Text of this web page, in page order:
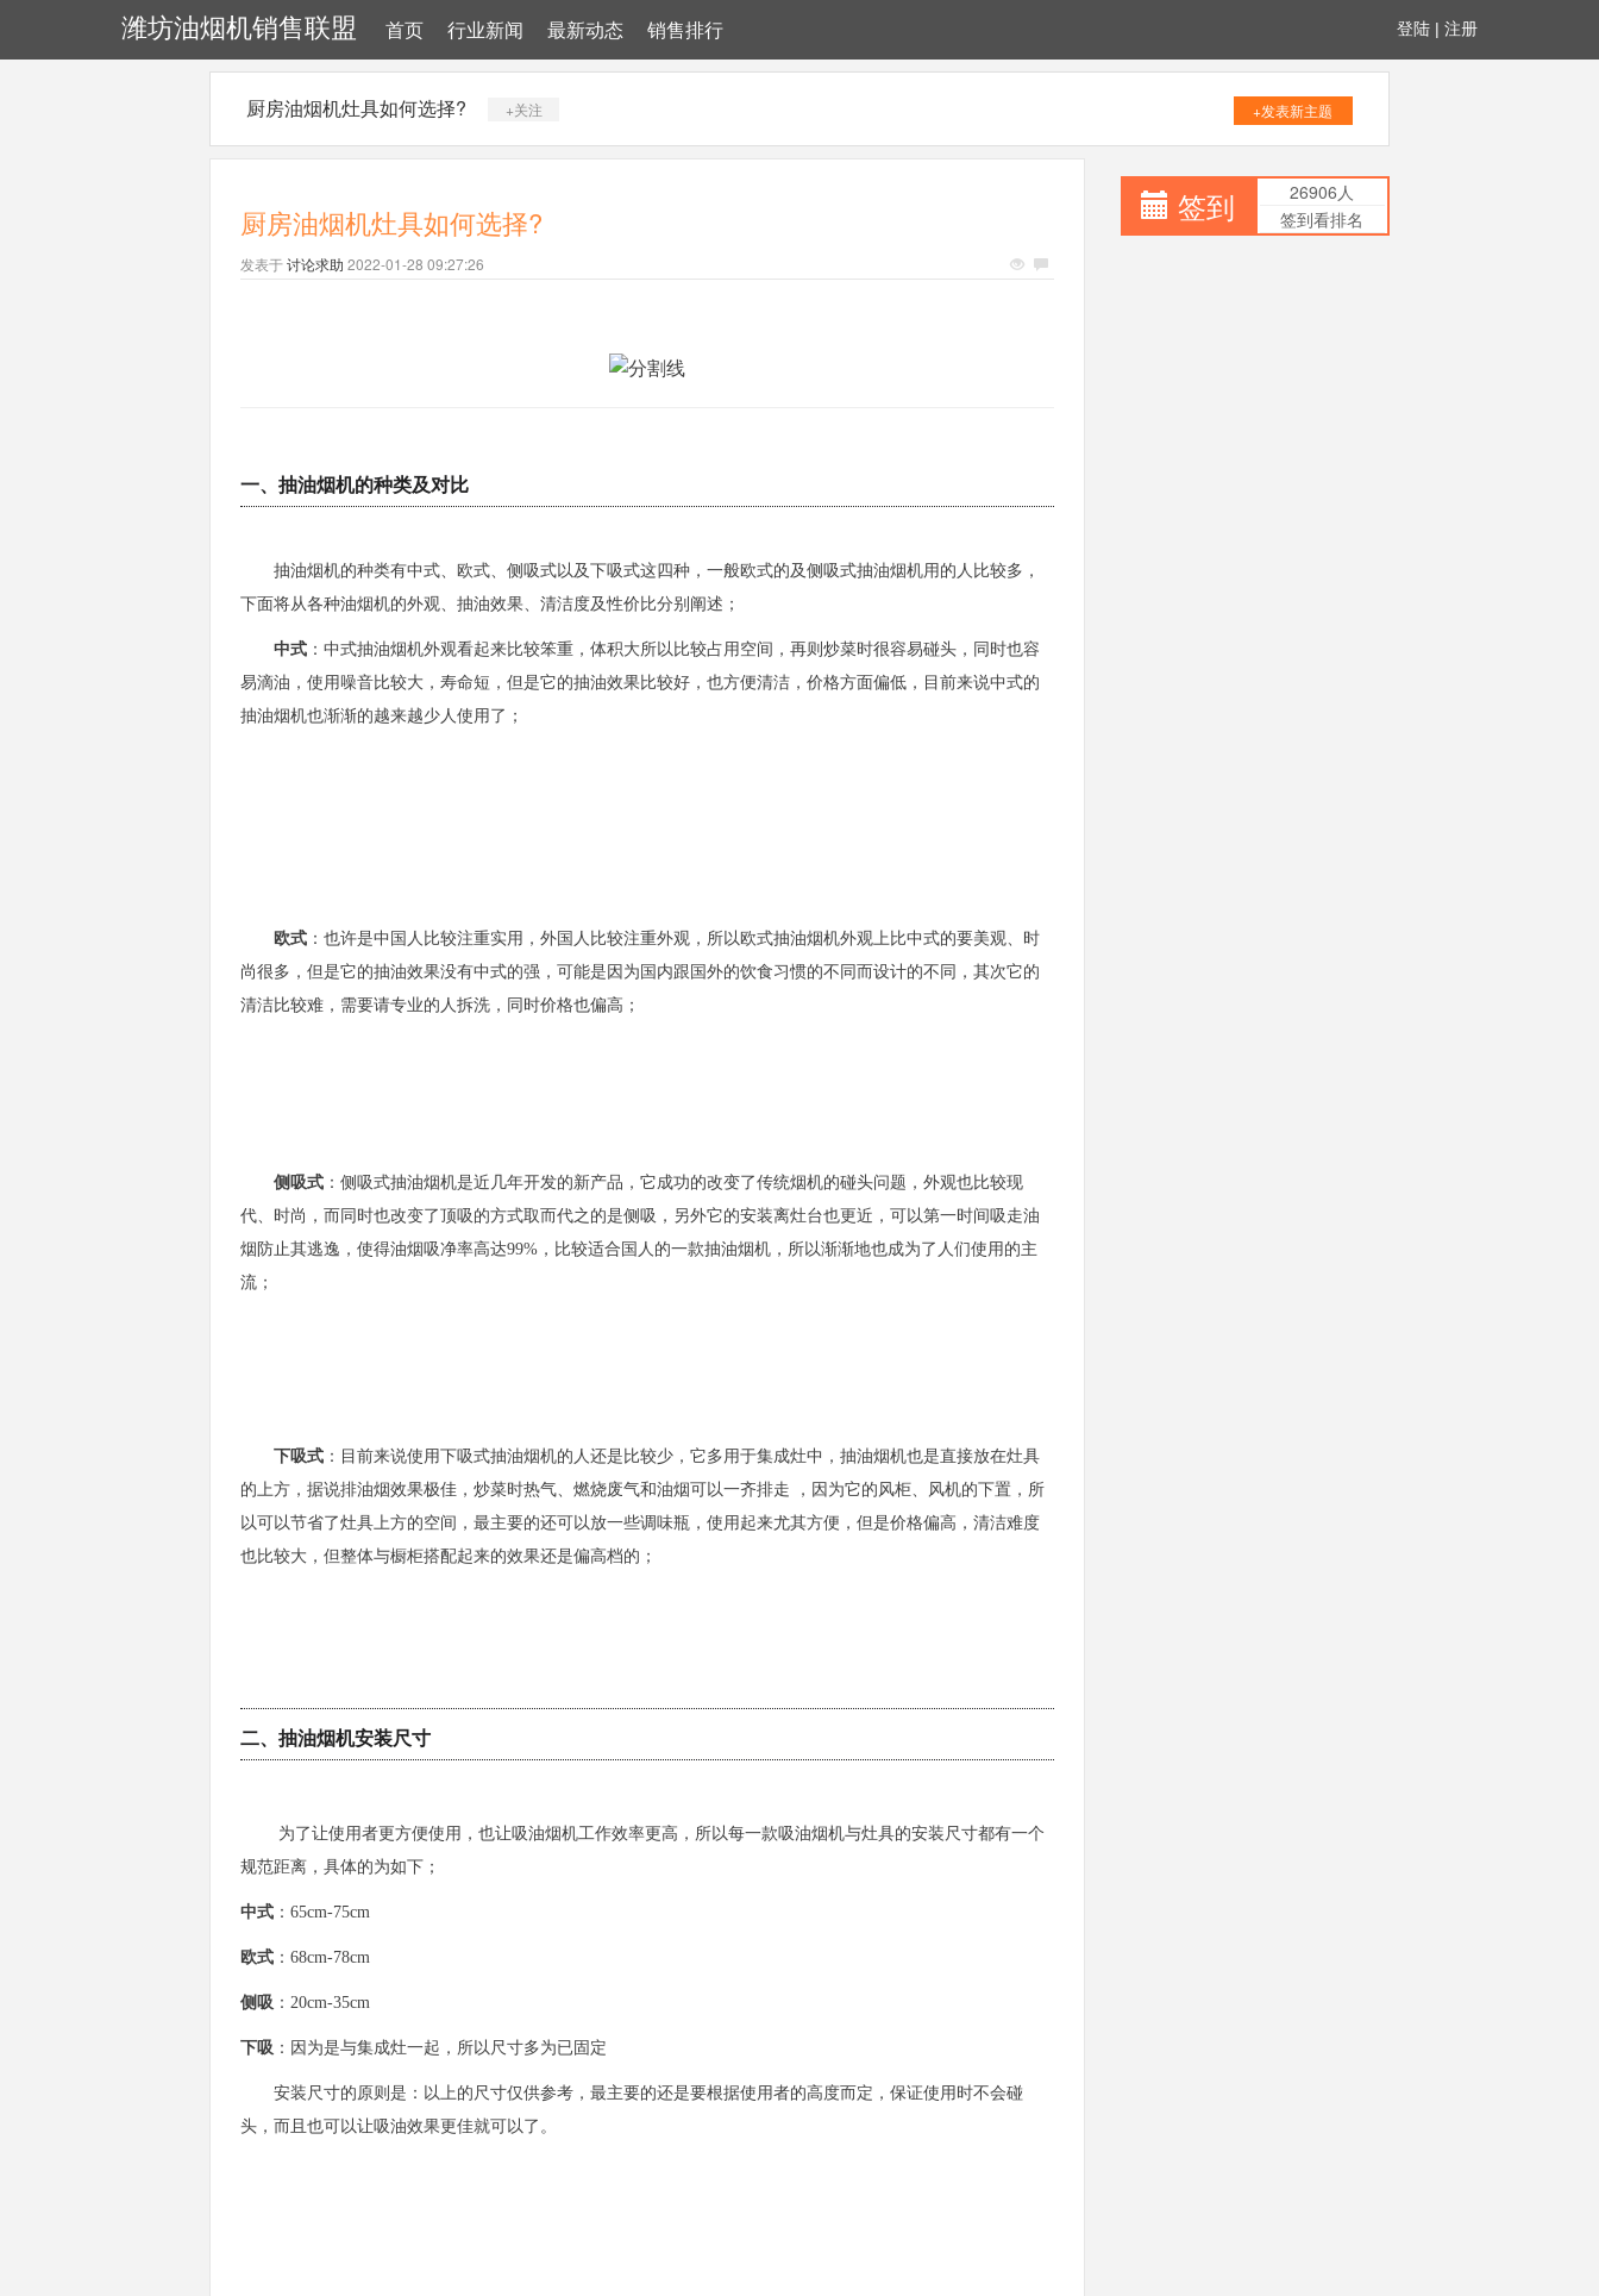
潍坊油烟机销售联盟 首页 行业新闻 最新动态 销售排行 登陆 | 注册
厨房油烟机灶具如何选择? +关注 +发表新主题
厨房油烟机灶具如何选择?
发表于讨论求助 2022-01-28 09:27:26
一、抽油烟机的种类及对比
抽油烟机的种类有中式、欧式、侧吸式以及下吸式这四种 ，一般欧式的及侧吸式抽油烟机用的人比较多，
下面将从各种油烟机的外观、抽油效果、清洁度及性价比分别阐述；
中式 ：中式抽油烟机外观看起来比较笨重，体积大所以比较占用空间，再则炒菜时很容易碰头，同时也容
易滴油，使用噪音比较大，寿命短，但是它的抽油效果比较好，也方便清洁，价格方面偏低，目前来说中式的
抽油烟机也渐渐的越来越少人使用了；
欧式 ：也许是中国人比较注重实用，外国人比较注重外观，所以欧式抽油烟机外观上比中式的要美观、时
尚很多，但是它的抽油效果没有中式的强，可能是因为国内跟国外的饮食习惯的不同而设计的不同，其次它的
清洁比较难，需要请专业的人拆洗，同时价格也偏高；
侧吸式 ：侧吸式抽油烟机是近几年开发的新产品，它成功的改变了传统烟机的碰头问题，外观也比较现
代、时尚，而同时也改变了顶吸的方式取而代之的是侧吸，另外它的安装离灶台也更近，可以第一时间吸走油
烟防止其逃逸，使得油烟吸净率高达99%，比较适合国人的一款抽油烟机，所以渐渐地也成为了人们使用的主
流；
下吸式 ：目前来说使用下吸式抽油烟机的人还是比较少，它多用于集成灶中，抽油烟机也是直接放在灶具
的上方，据说排油烟效果极佳，炒菜时热气、燃烧废气和油烟可以一齐排走 ，因为它的风柜、风机的下置，所
以可以节省了灶具上方的空间，最主要的还可以放一些调味瓶，使用起来尤其方便，但是价格偏高，清洁难度
也比较大，但整体与橱柜搭配起来的效果还是偏高档的；
二、抽油烟机安装尺寸
为了让使用者更方便使用，也让吸油烟机工作效率更高，所以每一款吸油烟机与灶具的安装尺寸都有一个
规范距离，具体的为如下；
中式 ：65cm-75cm
欧式 ：68cm-78cm
侧吸 ：20cm-35cm
下吸 ：因为是与集成灶一起，所以尺寸多为已固定
安装尺寸的原则是：以上的尺寸仅供参考，最主要的还是要根据使用者的高度而定，保证使用时不会碰
头，而且也可以让吸油效果更佳就可以了。
签到
26906人
签到看排名